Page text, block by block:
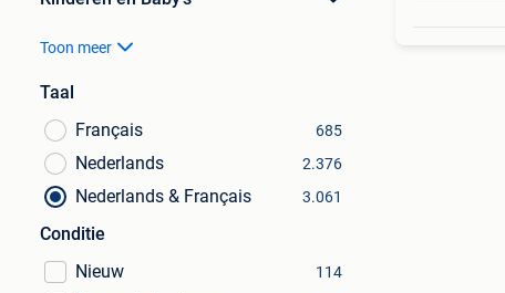
Toon meer
Taal
Français
685
Nederlands 2.376
Nederlands & Français 3.061
Conditie
Nieuw
114